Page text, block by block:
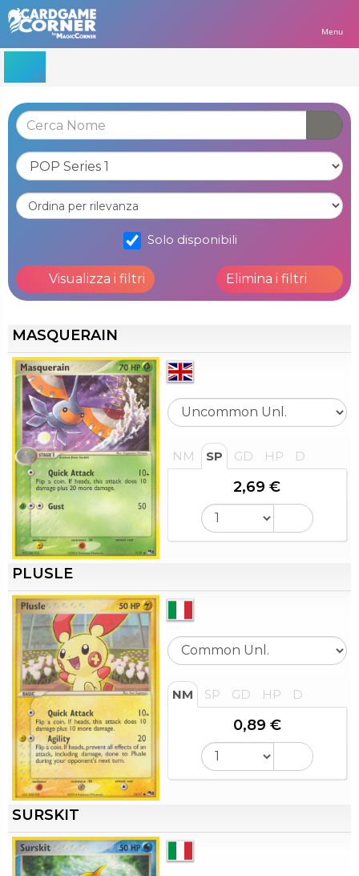
Menu
Solo disponibili
Visualizza i filtri Elimina i filtri
MASQUERAIN
NM SP GD HP D
2,69 €
PLUSLE
NM SP GD HP D
0,89 €
SURSKIT